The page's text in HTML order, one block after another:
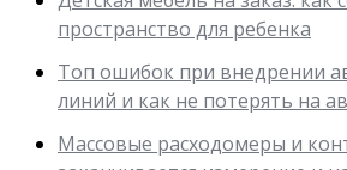
пространство для ребенка
Топ ошибок при внедрении
линий и как не потерять на
Массовые расходомеры и